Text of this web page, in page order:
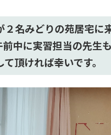
名みどりの苑居宅に
中に実習担当の先生
て頂ければ幸いです